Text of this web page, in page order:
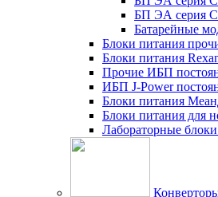
БП ЭА серия
Батарейные
Блоки питания
Блоки питания
Прочие ИБП
ИБП J-Power
Блоки питания
Блоки питания для
Лабораторные